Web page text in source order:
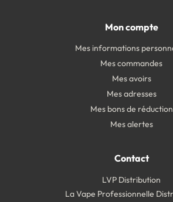
Mon compte
Mes informations
Mes commandes
Mes avoirs
Mes adresses
Mes bons de réduction
Mes alertes
Contact
LVP Distribution
La Vape Professionnelle